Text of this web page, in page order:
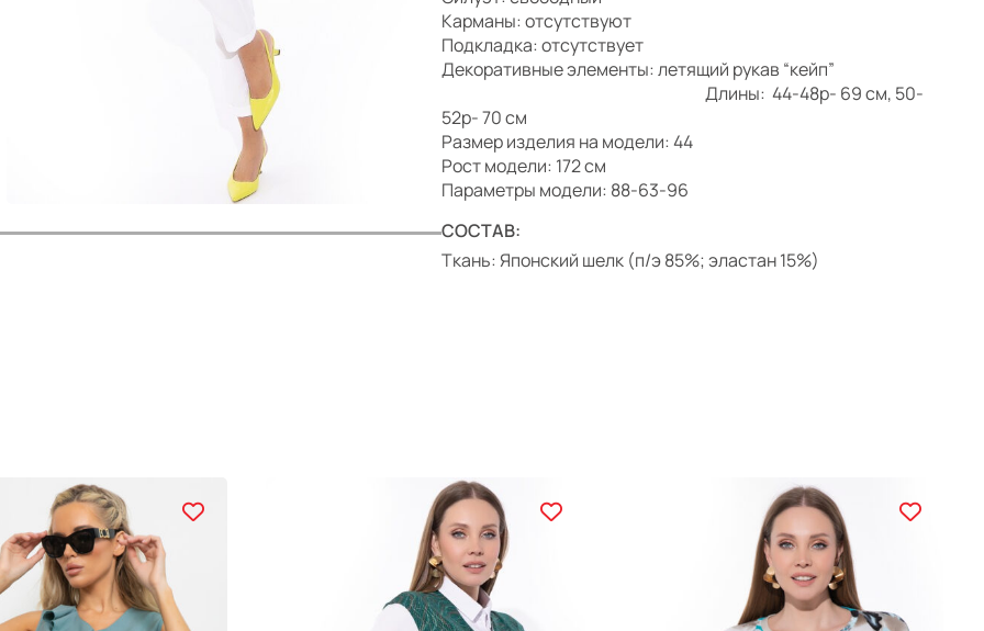
Карманы: отсутствуют
Подкладка: отсутствует
Декоративные элементы: летящий рукав “кейп”
Длины: 44-48р- 69 см, 50-
52р- 70 см
Размер изделия на модели: 44
Рост модели: 172 см
Параметры модели: 88-63-96
СОСТАВ:
Ткань: Японский шелк (п/э 85%; эластан 15%)